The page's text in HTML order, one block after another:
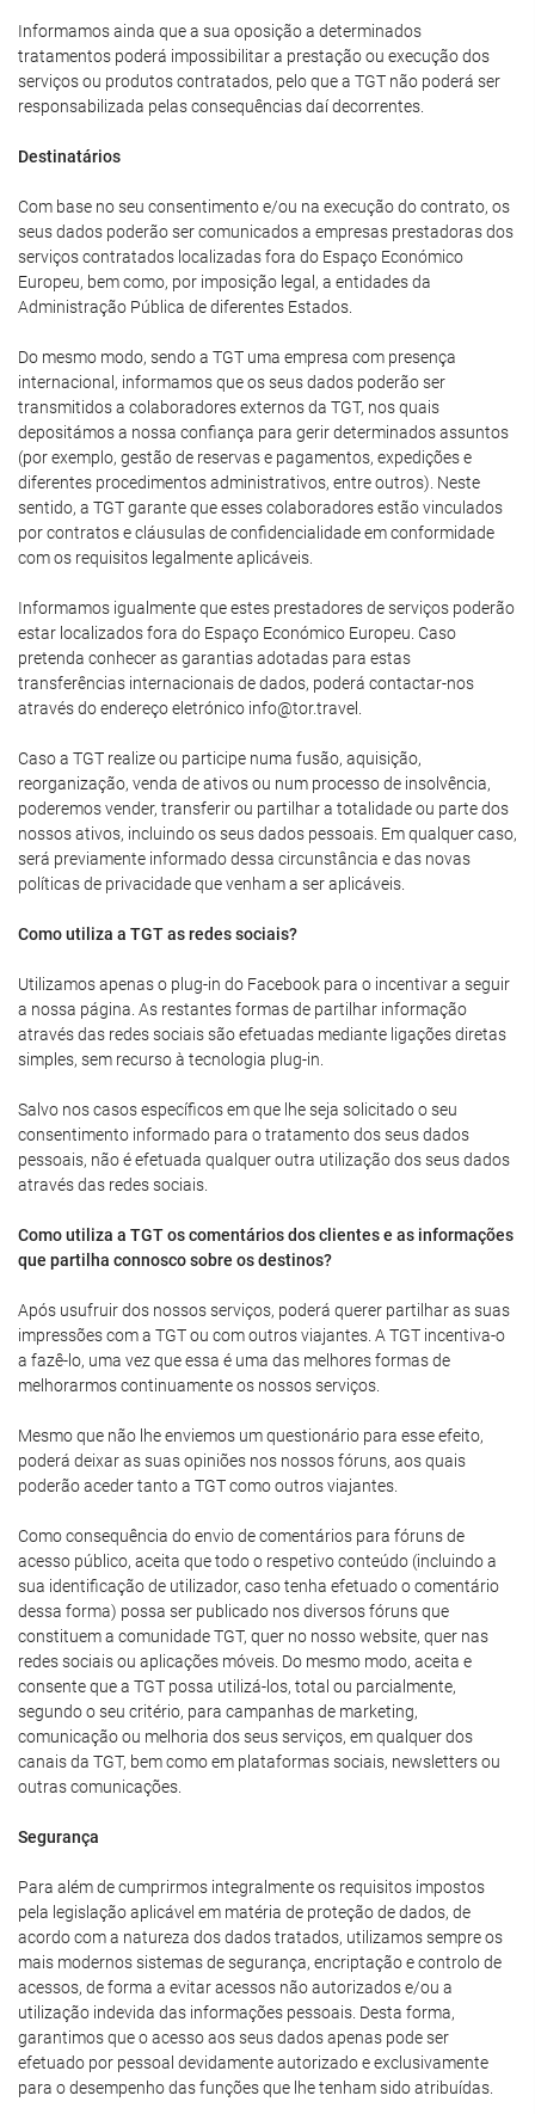
Informamos ainda que a sua oposição a determinados
tratamentos poderá impossibilitar a prestação ou execução dos
serviços ou produtos contratados, pelo que a TGT não poderá ser
responsabilizada pelas consequências daí decorrentes.
Destinatários
Com base no seu consentimento e/ou na execução do contrato, os
seus dados poderão ser comunicados a empresas prestadoras dos
serviços contratados localizadas fora do Espaço Económico
Europeu, bem como, por imposição legal, a entidades da
Administração Pública de diferentes Estados.
Do mesmo modo, sendo a TGT uma empresa com presença
internacional, informamos que os seus dados poderão ser
transmitidos a colaboradores externos da TGT, nos quais
depositámos a nossa confiança para gerir determinados assuntos
(por exemplo, gestão de reservas e pagamentos, expedições e
diferentes procedimentos administrativos, entre outros). Neste
sentido, a TGT garante que esses colaboradores estão vinculados
por contratos e cláusulas de confidencialidade em conformidade
com os requisitos legalmente aplicáveis.
Informamos igualmente que estes prestadores de serviços poderão
estar localizados fora do Espaço Económico Europeu. Caso
pretenda conhecer as garantias adotadas para estas
transferências internacionais de dados, poderá contactar-nos
através do endereço eletrónico info@tor.travel.
Caso a TGT realize ou participe numa fusão, aquisição,
reorganização, venda de ativos ou num processo de insolvência,
poderemos vender, transferir ou partilhar a totalidade ou parte dos
nossos ativos, incluindo os seus dados pessoais. Em qualquer caso,
será previamente informado dessa circunstância e das novas
políticas de privacidade que venham a ser aplicáveis.
Como utiliza a TGT as redes sociais?
Utilizamos apenas o plug-in do Facebook para o incentivar a seguir
a nossa página. As restantes formas de partilhar informação
através das redes sociais são efetuadas mediante ligações diretas
simples, sem recurso à tecnologia plug-in.
Salvo nos casos específicos em que lhe seja solicitado o seu
consentimento informado para o tratamento dos seus dados
pessoais, não é efetuada qualquer outra utilização dos seus dados
através das redes sociais.
Como utiliza a TGT os comentários dos clientes e as informações
que partilha connosco sobre os destinos?
Após usufruir dos nossos serviços, poderá querer partilhar as suas
impressões com a TGT ou com outros viajantes. A TGT incentiva-o
a fazê-lo, uma vez que essa é uma das melhores formas de
melhorarmos continuamente os nossos serviços.
Mesmo que não lhe enviemos um questionário para esse efeito,
poderá deixar as suas opiniões nos nossos fóruns, aos quais
poderão aceder tanto a TGT como outros viajantes.
Como consequência do envio de comentários para fóruns de
acesso público, aceita que todo o respetivo conteúdo (incluindo a
sua identificação de utilizador, caso tenha efetuado o comentário
dessa forma) possa ser publicado nos diversos fóruns que
constituem a comunidade TGT, quer no nosso website, quer nas
redes sociais ou aplicações móveis. Do mesmo modo, aceita e
consente que a TGT possa utilizá-los, total ou parcialmente,
segundo o seu critério, para campanhas de marketing,
comunicação ou melhoria dos seus serviços, em qualquer dos
canais da TGT, bem como em plataformas sociais, newsletters ou
outras comunicações.
Segurança
Para além de cumprirmos integralmente os requisitos impostos
pela legislação aplicável em matéria de proteção de dados, de
acordo com a natureza dos dados tratados, utilizamos sempre os
mais modernos sistemas de segurança, encriptação e controlo de
acessos, de forma a evitar acessos não autorizados e/ou a
utilização indevida das informações pessoais. Desta forma,
garantimos que o acesso aos seus dados apenas pode ser
efetuado por pessoal devidamente autorizado e exclusivamente
para o desempenho das funções que lhe tenham sido atribuídas.